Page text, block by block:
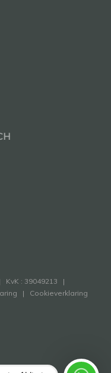
: 39049213 |
| Cookieverklaring